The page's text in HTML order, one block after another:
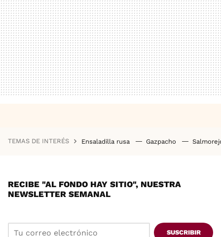
TEMAS DE INTERÉS Ensaladilla rusa Gazpacho
RECIBE "AL FONDO HAY SITIO", NUESTRA
NEWSLETTER SEMANAL
SUSCRIBIR